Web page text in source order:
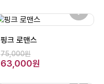
핑크 로맨스
75,000원
63,000원